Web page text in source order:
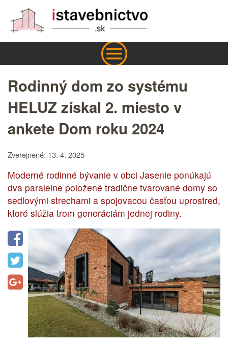
Rodinný dom zo systému
HELUZ získal 2. miesto v
ankete Dom roku 2024
Zverejnené: 13. 4. 2025
Moderné rodinné bývanie v obci Jasenie ponúkajú
dva paralelne položené tradične tvarované domy so
sedlovými strechami a spojovacou časťou uprostred,
ktoré slúžia trom generáciám jednej rodiny.